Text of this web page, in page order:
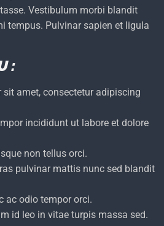
Vestibulum morbi blandit
tempus. Pulvinar sapien et ligula
:
amet, consectetur adipiscing
incididunt ut labore et dolore
non tellus orci.
pulvinar mattis nunc sed blandit
ac odio tempor orci.
id leo in vitae turpis massa sed.